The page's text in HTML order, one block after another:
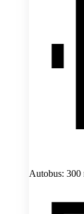
Autobus: 300